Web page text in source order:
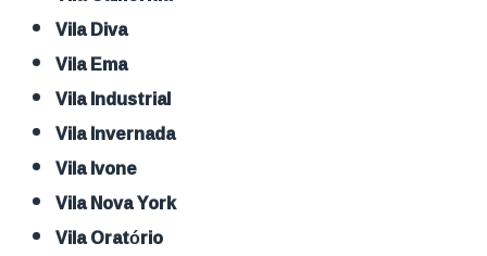
Vila Diva
Vila Ema
Vila Industrial
Vila Invernada
Vila Ivone
Vila Nova York
Vila Oratório